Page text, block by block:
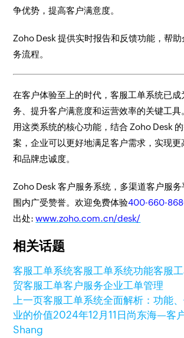
争优势，提高客户满意度。
Zoho Desk 提供实时报告和反馈功能，帮
务流程。
在客户体验至上的时代，客服工单系统已成
务、提升客户满意度和运营效率的关键工具
用这类系统的核心功能，结合 Zoho Desk
案，企业可以更好地满足客户需求，实现
和品牌忠诚度。
Zoho Desk 客户服务系统，多渠道客户服
围内广受赞誉。欢迎免费体验400-660-
出处:www.zoho.com.cn/desk/
相关话题
客服工单系统客服工单系统功能客服
贸客服工单客户服务企业工单管理
上一页客服工单系统全面解析：功能
业的价值2024年12月11日 尚东海—客
Shang